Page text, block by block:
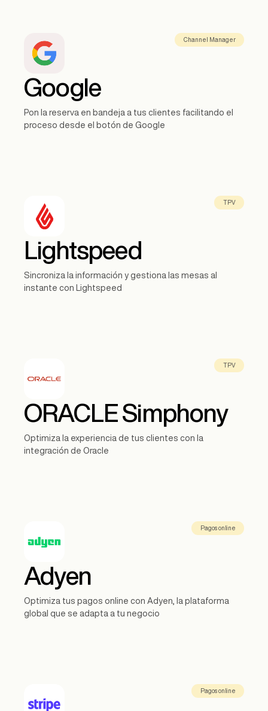
Channel Manager
Google
Pon la reserva en bandeja a tus clientes facilitando el
proceso desde el botón de Google
TPV
Lightspeed
Sincroniza la información y gestiona las mesas al
instante con Lightspeed
TPV
ORACLE Simphony
Optimiza la experiencia de tus clientes con la
integración de Oracle
Pagos online
Adyen
Optimiza tus pagos online con Adyen, la plataforma
global que se adapta a tu negocio
Pagos online